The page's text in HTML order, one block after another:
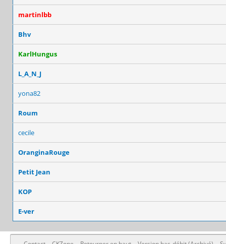
martinlbb
Bhv
KarlHungus
L_A_N_J
yona82
Roum
cecile
OranginaRouge
Petit Jean
KOP
E-ver